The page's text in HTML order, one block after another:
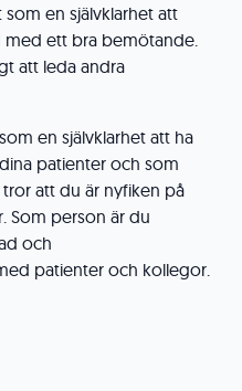
en självklarhet att
med ett bra bemötande.
att leda andra
en självklarhet att ha
patienter och som
att du är nyfiken på
Som person är du
och
patienter och kollegor.